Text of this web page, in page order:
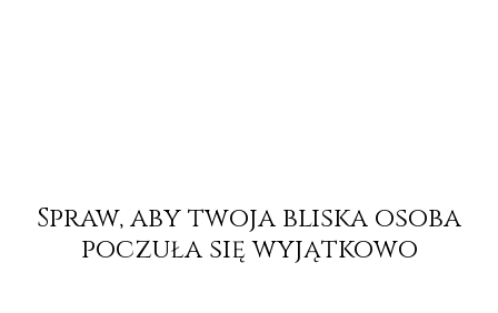
Spraw, aby twoja bliska osoba
poczuła sięwyjątkowo